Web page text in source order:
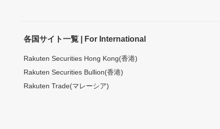
各国サイト一覧 | For International
Rakuten Securities Hong Kong(香港)
Rakuten Securities Bullion(香港)
Rakuten Trade(マレーシア)